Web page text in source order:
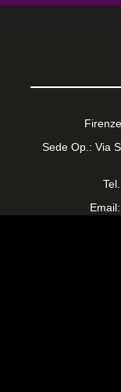
Sede Op.: Via
Email: